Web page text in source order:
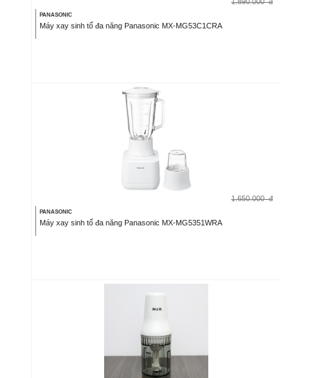
PANASONIC
Máy xay sinh tố đa năng Panasonic MX-MG53C1CRA
1.650.000 đ
PANASONIC
Máy xay sinh tố đa năng Panasonic MX-MG5351WRA